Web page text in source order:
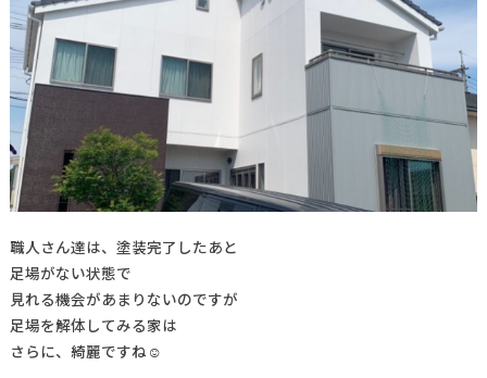
職人さん達は、塗装完了したあと
足場がない状態で
見れる機会があまりないのですが
足場を解体してみる家は
さらに、綺麗ですね☺️